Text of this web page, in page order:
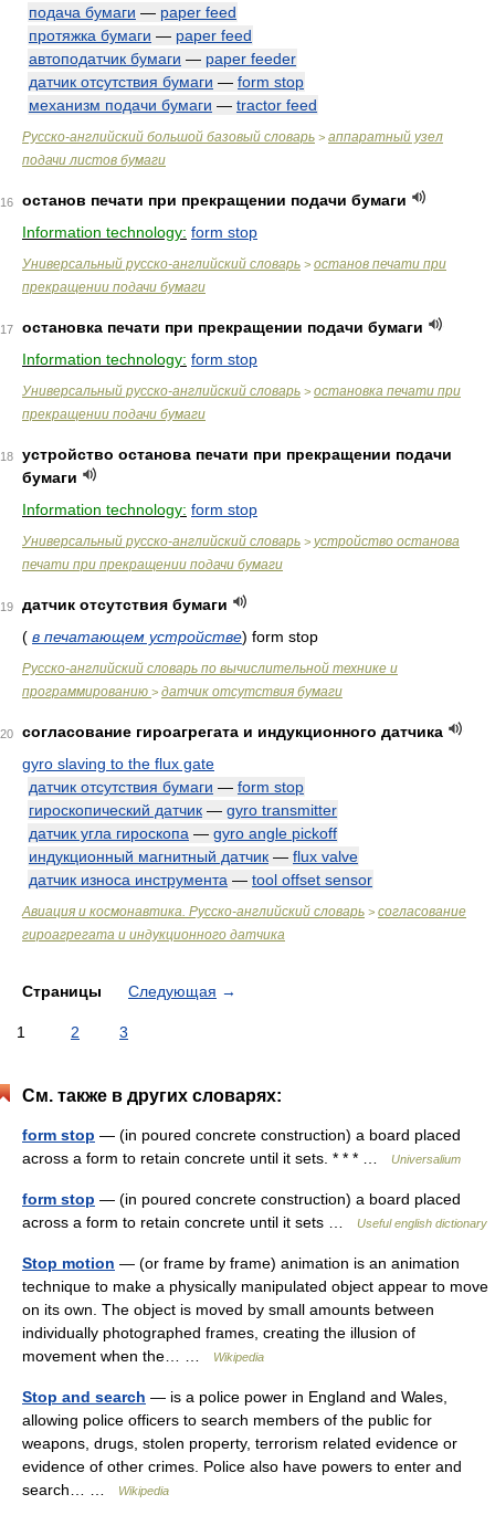
подача бумаги — paper feed
протяжка бумаги — paper feed
автоподатчик бумаги — paper feeder
датчик отсутствия бумаги — form stop
механизм подачи бумаги — tractor feed
Русско-английский большой базовый словарь > аппаратный узел
подачи листов бумаги
16
останов печати при прекращении подачи бумаги
Information technology: form stop
Универсальный русско-английский словарь > останов печати при
прекращении подачи бумаги
17
остановка печати при прекращении подачи бумаги
Information technology: form stop
Универсальный русско-английский словарь > остановка печати при
прекращении подачи бумаги
18
устройство останова печати при прекращении подачи
бумаги
Information technology: form stop
Универсальный русско-английский словарь > устройство останова
печати при прекращении подачи бумаги
19
датчик отсутствия бумаги
( в печатающем устройстве) form stop
Русско-английский словарь по вычислительной технике и
программированию > датчик отсутствия бумаги
20
согласование гироагрегата и индукционного датчика
gyro slaving to the flux gate
датчик отсутствия бумаги — form stop
гироскопический датчик — gyro transmitter
датчик угла гироскопа — gyro angle pickoff
индукционный магнитный датчик — flux valve
датчик износа инструмента — tool offset sensor
Авиация и космонавтика. Русско-английский словарь > согласование
гироагрегата и индукционного датчика
Страницы Следующая →
1 2 3
См. также в других словарях:
form stop — (in poured concrete construction) a board placed
across a form to retain concrete until it sets. * * * …
Universalium
form stop — (in poured concrete construction) a board placed
across a form to retain concrete until it sets …
Useful english dictionary
Stop motion — (or frame by frame) animation is an animation
technique to make a physically manipulated object appear to move
on its own. The object is moved by small amounts between
individually photographed frames, creating the illusion of
movement when the… …
Wikipedia
Stop and search — is a police power in England and Wales,
allowing police officers to search members of the public for
weapons, drugs, stolen property, terrorism related evidence or
evidence of other crimes. Police also have powers to enter and
search… …
Wikipedia